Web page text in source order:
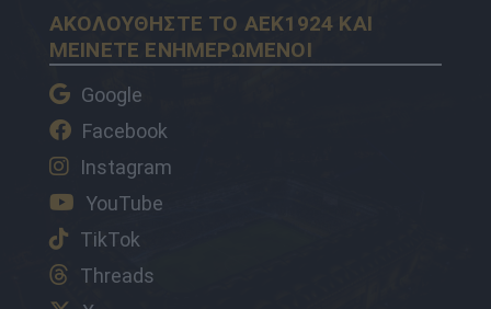
ΑΚΟΛΟΥΘΗΣΤΕ ΤΟ AEK1924 ΚΑΙ
ΜΕΙΝΕΤΕ ΕΝΗΜΕΡΩΜΕΝΟΙ
Google
Facebook
Instagram
YouTube
TikTok
Threads